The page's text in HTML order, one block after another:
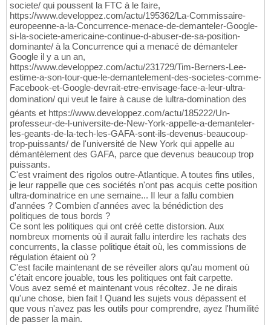
societe/ qui poussent la FTC à le faire,
https://www.developpez.com/actu/195362/La-Commissaire-
europeenne-a-la-Concurrence-menace-de-demanteler-Google-
si-la-societe-americaine-continue-d-abuser-de-sa-position-
dominante/ à la Concurrence qui a menacé de démanteler
Google il y a un an,
https://www.developpez.com/actu/231729/Tim-Berners-Lee-
estime-a-son-tour-que-le-demantelement-des-societes-comme-
Facebook-et-Google-devrait-etre-envisage-face-a-leur-ultra-
domination/ qui veut le faire à cause de lultra-domination des
géants et https://www.developpez.com/actu/185222/Un-
professeur-de-l-universite-de-New-York-appelle-a-demanteler-
les-geants-de-la-tech-les-GAFA-sont-ils-devenus-beaucoup-
trop-puissants/ de l'université de New York qui appelle au
démantèlement des GAFA, parce que devenus beaucoup trop
puissants.
C'est vraiment des rigolos outre-Atlantique. A toutes fins utiles,
je leur rappelle que ces sociétés n'ont pas acquis cette position
ultra-dominatrice en une semaine... Il leur a fallu combien
d'années ? Combien d'années avec la bénédiction des
politiques de tous bords ?
Ce sont les politiques qui ont créé cette distorsion. Aux
nombreux moments où il aurait fallu interdire les rachats des
concurrents, la classe politique était où, les commissions de
régulation étaient où ?
C'est facile maintenant de se réveiller alors qu'au moment où
c'était encore jouable, tous les politiques ont fait carpette.
Vous avez semé et maintenant vous récoltez. Je ne dirais
qu'une chose, bien fait ! Quand les sujets vous dépassent et
que vous n'avez pas les outils pour comprendre, ayez l'humilité
de passer la main.